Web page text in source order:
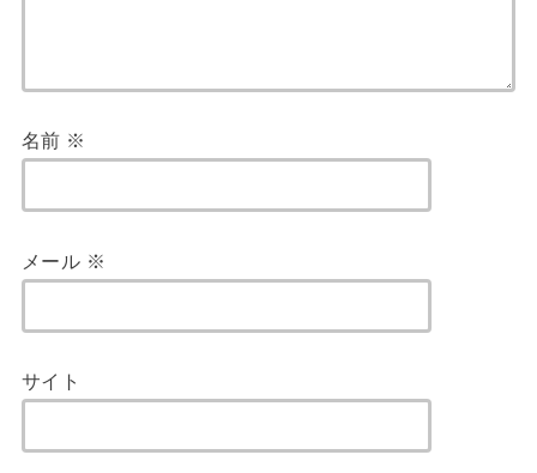
名前 ※
メール ※
サイト